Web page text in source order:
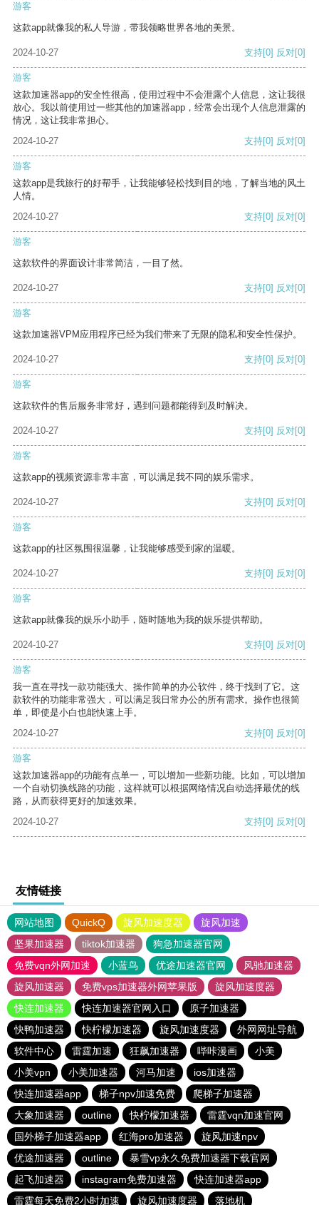
游客
这款app就像我的私人导游，带我领略世界各地的美景。
2024-10-27 支持[0] 反对[0]
游客
这款加速器app的安全性很高，使用过程中不会泄露个人信息，这让我很
放心。我以前使用过一些其他的加速器app，经常会出现个人信息泄露的
情况，这让我非常担心。
2024-10-27
支持[0] 反对[0]
游客
这款app是我旅行的好帮手，让我能够轻松找到目的地，了解当地的风土
人情。
2024-10-27
支持[0] 反对[0]
游客
这款软件的界面设计非常简洁，一目了然。
2024-10-27 支持[0] 反对[0]
游客
这款加速器VPM应用程序已经为我们带来了无限的隐私和安全性保护。
2024-10-27 支持[0] 反对[0]
游客
这款软件的售后服务非常好，遇到问题都能得到及时解决。
2024-10-27 支持[0] 反对[0]
游客
这款app的视频资源非常丰富，可以满足我不同的娱乐需求。
2024-10-27 支持[0] 反对[0]
游客
这款app的社区氛围很温馨，让我能够感受到家的温暖。
2024-10-27 支持[0] 反对[0]
游客
这款app就像我的娱乐小助手，随时随地为我的娱乐提供帮助。
2024-10-27 支持[0] 反对[0]
游客
我一直在寻找一款功能强大、操作简单的办公软件，终于找到了它。这
款软件的功能非常强大，可以满足我日常办公的所有需求。操作也很简
单，即使是小白也能快速上手。
2024-10-27
支持[0] 反对[0]
游客
这款加速器app的功能有点单一，可以增加一些新功能。比如，可以增加
一个自动切换线路的功能，这样就可以根据网络情况自动选择最优的线
路，从而获得更好的加速效果。
2024-10-27
支持[0] 反对[0]
友情链接
网站地图 QuickQ 旋风加速度器
旋风加速
坚果加速器
tiktok加速器
狗急加速器官网
免费vqn外网加速
小蓝鸟 优途加速器官网
风驰加速器
旋风加速器
免费vps加速器外网苹果版
旋风加速度器
快连加速器
快连加速器官网入口
原子加速器
快鸭加速器
快柠檬加速器 旋风加速度器
外网网址导航
软件中心
雷霆加速 狂飙加速器 哔咔漫画
小美
小美vpn
小美加速器 河马加速
ios加速器
快连加速器app
梯子npv加速免费
爬梯子加速器
大象加速器
outline 快柠檬加速器
雷霆vqn加速官网
国外梯子加速器app
红海pro加速器
旋风加速npv
优途加速器
outline
暴雪vp永久免费加速器下载官网
起飞加速器
instagram免费加速器
快连加速器app
雷霆每天免费2小时加速
旋风加速度器 落地机